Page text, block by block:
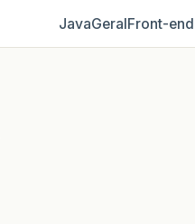
JavaGeralFront‑end